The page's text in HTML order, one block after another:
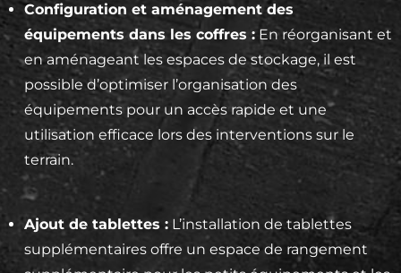
Configuration et aménagement des
équipements dans les coffres : En réorganisant et
en aménageant les espaces de stockage, il est
possible d’optimiser l’organisation des
équipements pour un accès rapide et une
utilisation efficace lors des interventions sur le
terrain.
Ajout de tablettes : L’installation de tablettes
supplémentaires offre un espace de rangement